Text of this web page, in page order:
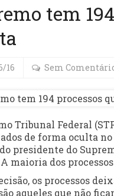
tem
16 Sem
Tribunal Federal
de forma oculta
presidente do
maioria dos
os processos
aqueles que não